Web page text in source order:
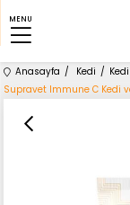
MENU
Anasayfa Kedi
Supravet Immune C Kedi